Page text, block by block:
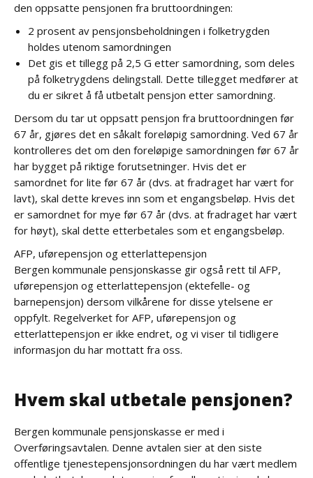
den oppsatte pensjonen fra bruttoordningen:
2 prosent av pensjonsbeholdningen i folketrygden
holdes utenom samordningen
Det gis et tillegg på 2,5 G etter samordning, som deles
på folketrygdens delingstall. Dette tillegget medfører at
du er sikret å få utbetalt pensjon etter samordning.
Dersom du tar ut oppsatt pensjon fra bruttoordningen før
67 år, gjøres det en såkalt foreløpig samordning. Ved 67 år
kontrolleres det om den foreløpige samordningen før 67 år
har bygget på riktige forutsetninger. Hvis det er
samordnet for lite før 67 år (dvs. at fradraget har vært for
lavt), skal dette kreves inn som et engangsbeløp. Hvis det
er samordnet for mye før 67 år (dvs. at fradraget har vært
for høyt), skal dette etterbetales som et engangsbeløp.
AFP, uførepensjon og etterlattepensjon
Bergen kommunale pensjonskasse gir også rett til AFP,
uførepensjon og etterlattepensjon (ektefelle- og
barnepensjon) dersom vilkårene for disse ytelsene er
oppfylt. Regelverket for AFP, uførepensjon og
etterlattepensjon er ikke endret, og vi viser til tidligere
informasjon du har mottatt fra oss.
Hvem skal utbetale pensjonen?
Bergen kommunale pensjonskasse er med i
Overføringsavtalen. Denne avtalen sier at den siste
offentlige tjenestepensjonsordningen du har vært medlem